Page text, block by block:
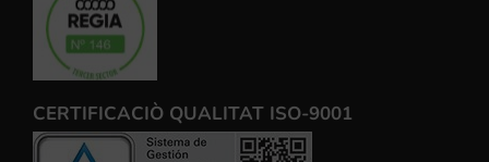
CERTIFICACIÒ QUALITAT ISO-9001